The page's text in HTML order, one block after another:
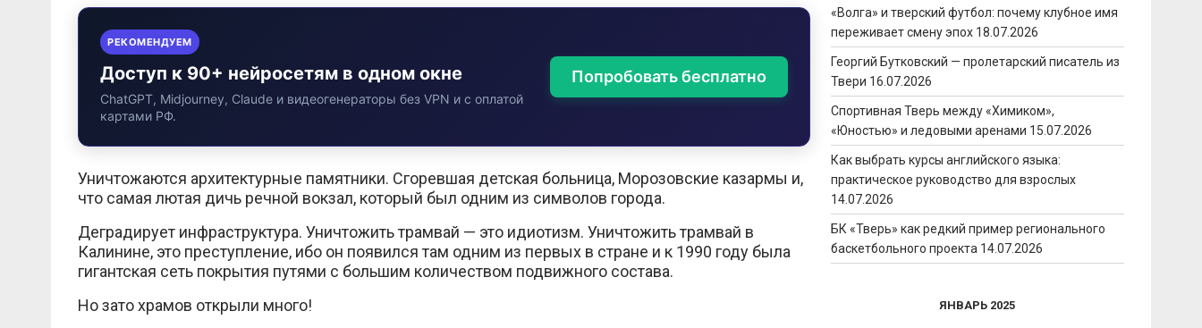
РЕКОМЕНДУЕМ
Доступ к 90+ нейросетям в одном окне
ChatGPT, Midjourney, Claude и видеогенераторы без VPN и с оплатой
картами РФ.
Попробовать бесплатно
Уничтожаются архитектурные памятники. Сгоревшая детская больница, Морозовские казармы и,
что самая лютая дичь речной вокзал, который был одним из символов города.
Деградирует инфраструктура. Уничтожить трамвай — это идиотизм. Уничтожить трамвай в
Калинине, это преступление, ибо он появился там одним из первых в стране и к 1990 году была
гигантская сеть покрытия путями с большим количеством подвижного состава.
Но зато храмов открыли много!
«Волга» и тверский футбол: почему клубное имя
переживает смену эпох 18.07.2026
Георгий Бутковский — пролетарский писатель из
Твери 16.07.2026
Спортивная Тверь между «Химиком»,
«Юностью» и ледовыми аренами 15.07.2026
Как выбрать курсы английского языка:
практическое руководство для взрослых
14.07.2026
БК «Тверь» как редкий пример регионального
баскетбольного проекта 14.07.2026
ЯНВАРЬ 2025